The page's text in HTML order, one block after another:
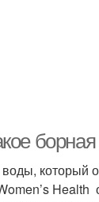
борная
который
Health